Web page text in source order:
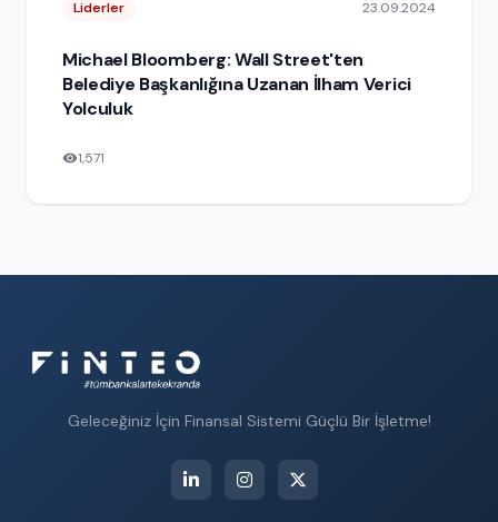
Liderler 23.09.2024
Michael Bloomberg: Wall Street'ten
Belediye Başkanlığına Uzanan İlham Verici
Yolculuk
1,571
Geleceğiniz İçin Finansal Sistemi Güçlü Bir İşletme!